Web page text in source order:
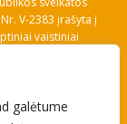
galėtume
V-2383 įrašyta į
vaistiniai
ir medicinos
Sveikatos
apie įtariamą